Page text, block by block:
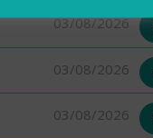
03/08/2026
03/08/2026
03/08/2026